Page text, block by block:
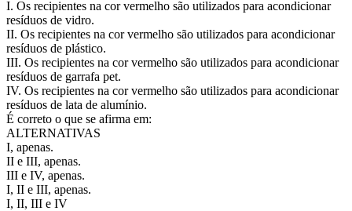
I. Os recipientes na cor vermelho são utilizados para acondicionar
resíduos de vidro.
II. Os recipientes na cor vermelho são utilizados para acondicionar
resíduos de plástico.
III. Os recipientes na cor vermelho são utilizados para acondicionar
resíduos de garrafa pet.
IV. Os recipientes na cor vermelho são utilizados para acondicionar
resíduos de lata de alumínio.
É correto o que se afirma em:
ALTERNATIVAS
I, apenas.
II e III, apenas.
III e IV, apenas.
I, II e III, apenas.
I, II, III e IV